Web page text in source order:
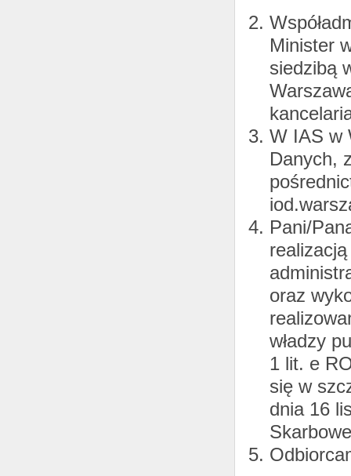
Minister
siedzibą
W IAS w
Danych,
Pani/
oraz
władzy
1 lit. e
się w
dnia 16